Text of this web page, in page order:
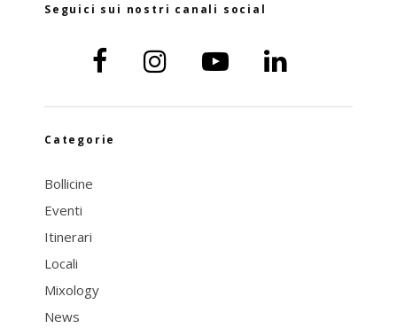
Seguici sui nostri canali social
Categorie
Bollicine
Eventi
Itinerari
Locali
Mixology
News